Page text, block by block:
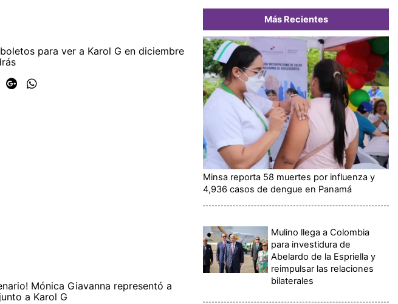
para ver a Karol G en diciembre
Mónica Giavanna representó a
a Karol G
Más Recientes
Minsa reporta 58 muertes por influenza y
4,936 casos de dengue en Panamá
Mulino llega a Colombia
para investidura de
Abelardo de la Espriella y
reimpulsar las relaciones
bilaterales